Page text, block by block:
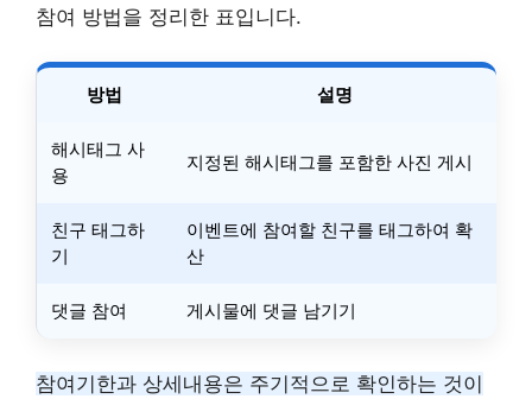
참여 방법을 정리한 표입니다.
방법 설명
해시태그 사
용
지정된 해시태그를 포함한 사진 게시
친구 태그하
기
이벤트에 참여할 친구를 태그하여 확
산
댓글 참여 게시물에 댓글 남기기
참여기한과 상세내용은 주기적으로 확인하는 것이